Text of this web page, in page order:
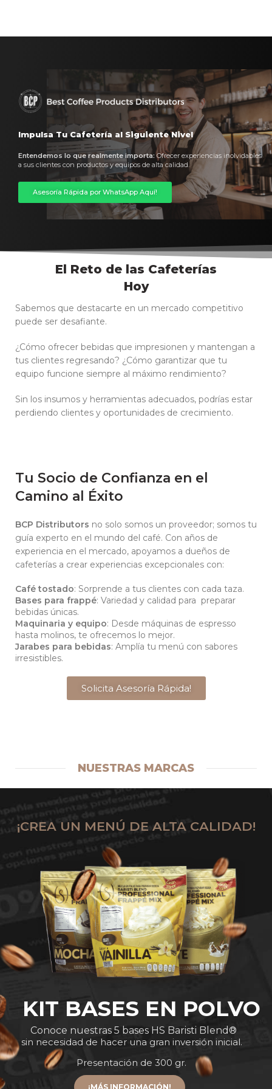
Impulsa Tu Cafetería al Siguiente Nivel
Entendemos lo que realmente importa:Ofrecer experiencias inolvidables
a sus clientes con productos y equipos de alta calidad.
Asesoría Rápida por WhatsApp Aquí!
El Reto de las Cafeterías
Hoy
Sabemos que destacarte en un mercado competitivo
puede ser desafiante.
¿Cómo ofrecer bebidas que impresionen y mantengan a
tus clientes regresando? ¿Cómo garantizar que tu
equipo funcione siempre al máximo rendimiento?
Sin los insumos y herramientas adecuados, podrías estar
perdiendo clientes y oportunidades de crecimiento.
Tu Socio de Confianza en el
Camino al Éxito
BCP Distributors no solo somos un proveedor; somos tu
guía experto en el mundo del café. Con años de
experiencia en el mercado, apoyamos a dueños de
cafeterías a crear experiencias excepcionales con:
Café tostado: Sorprende a tus clientes con cada taza.
Bases para frappé: Variedad y calidad para preparar
bebidas únicas.
Maquinaria y equipo: Desde máquinas de espresso
hasta molinos, te ofrecemos lo mejor.
Jarabes para bebidas: Amplía tu menú con sabores
irresistibles.
Solicita Asesoría Rápida!
NUESTRAS MARCAS
Presentación de 300 gr.
Conoce nuestras 5 bases HS Baristi Blend®
¡CREA UN MENÚ DE ALTA CALIDAD!
sin necesidad de hacer una gran inversión inicial.
¡MÁS INFORMACIÓN!
KIT BASES EN POLVO